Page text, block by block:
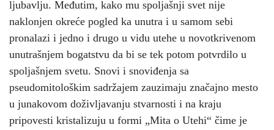
ljubavlju. Međutim, kako mu spoljašnji svet nije
naklonjen okreće pogled ka unutra i u samom sebi
pronalazi i jedno i drugo u vidu utehe u novotkrivenom
unutrašnjem bogatstvu da bi se tek potom potvrdilo u
spoljašnjem svetu. Snovi i snoviđenja sa
pseudomitološkim sadržajem zauzimaju značajno mesto
u junakovom doživljavanju stvarnosti i na kraju
pripovesti kristalizuju u formi „Mita o Utehi“ čime je